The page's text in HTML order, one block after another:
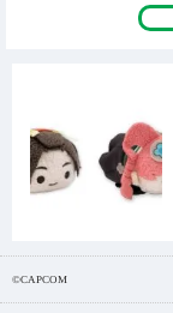
©CAPCOM